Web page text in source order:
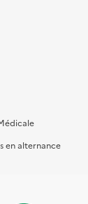
en alternance